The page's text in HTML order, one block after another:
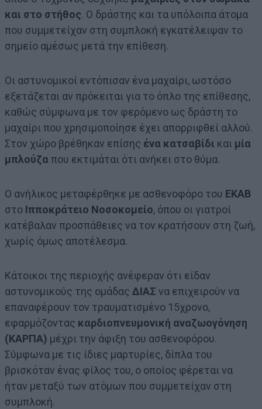
και στο στήθος. Ο δράστης και τα υπόλοιπα άτομα
που συμμετείχαν στη συμπλοκή εγκατέλειψαν το
σημείο αμέσως μετά την επίθεση.
Οι αστυνομικοί εντόπισαν ένα μαχαίρι, ωστόσο
εξετάζεται αν πρόκειται για το όπλο της επίθεσης,
καθώς σύμφωνα με τον φερόμενο ως δράστη το
μαχαίρι που χρησιμοποίησε έχει απορριφθεί αλλού.
Στον χώρο βρέθηκαν επίσης ένα κατσαβίδι και μία
μπλούζαπου εκτιμάται ότι ανήκει στο θύμα.
Ο ανήλικος μεταφέρθηκε με ασθενοφόρο του ΕΚΑΒ
στο Ιπποκράτειο Νοσοκομείο, όπου οι γιατροί
κατέβαλαν προσπάθειες να τον κρατήσουν στη ζωή,
χωρίς όμως αποτέλεσμα.
Κάτοικοι της περιοχής ανέφεραν ότι είδαν
αστυνομικούς της ομάδας ΔΙΑΣ να επιχειρούν να
επαναφέρουν τον τραυματισμένο 15χρονο,
εφαρμόζοντας καρδιοπνευμονική αναζωογόνηση
(ΚΑΡΠΑ) μέχρι την άφιξη του ασθενοφόρου.
Σύμφωνα με τις ίδιες μαρτυρίες, δίπλα του
βρισκόταν ένας φίλος του, ο οποίος φέρεται να
ήταν μεταξύ των ατόμων που συμμετείχαν στη
συμπλοκή.